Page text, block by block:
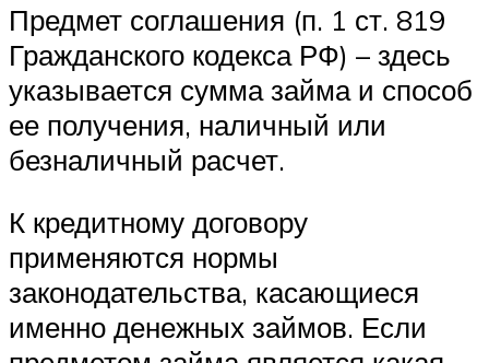
Предмет соглашения (п. 1 ст. 819
Гражданского кодекса РФ) – здесь
указывается сумма займа и способ
ее получения, наличный или
безналичный расчет.
К кредитному договору
применяются нормы
законодательства, касающиеся
именно денежных займов. Если